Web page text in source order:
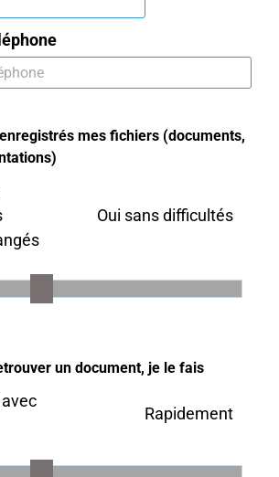
mes fichiers (documents,
Oui sans difficultés
un document, je le fais
Rapidement